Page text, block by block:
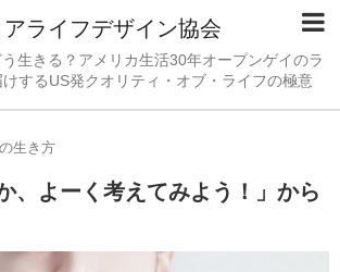
ライフデザイン協会
生きる？アメリカ生活30年オープンゲイのラ
するUS発クオリティ・オブ・ライフの極意
生き方
、よーく考えてみよう！」から